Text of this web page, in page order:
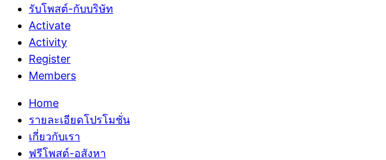
รับโพสต์-กับบริษัท
Activate
Activity
Register
Members
Home
รายละเอียดโปรโมชั่น
เกี่ยวกับเรา
ฟรีโพสต์-อสังหา